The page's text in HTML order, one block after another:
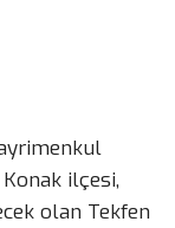
Konak ilçesi,
olan Tekfen